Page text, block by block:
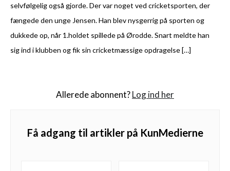
selvfølgelig også gjorde. Der var noget ved cricketsporten, der
fængede den unge Jensen. Han blev nysgerrig på sporten og
dukkede op, når 1.holdet spillede på Ørodde. Snart meldte han
sig ind i klubben og fik sin cricketmæssige opdragelse […]
Allerede abonnent?Log ind her
Få adgang til artikler på KunMedierne